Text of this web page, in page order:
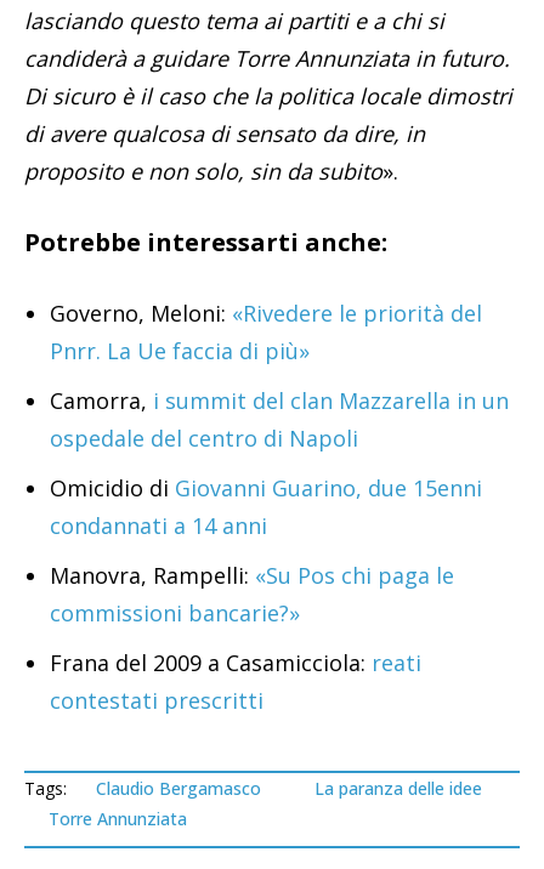
lasciando questo tema ai partiti e a chi si
candiderà a guidare Torre Annunziata in futuro.
Di sicuro è il caso che la politica locale dimostri
di avere qualcosa di sensato da dire, in
proposito e non solo, sin da subito».
Potrebbe interessarti anche:
Governo, Meloni: «Rivedere le priorità del
Pnrr. La Ue faccia di più»
Camorra, i summit del clan Mazzarella in un
ospedale del centro di Napoli
Omicidio di Giovanni Guarino, due 15enni
condannati a 14 anni
Manovra, Rampelli: «Su Pos chi paga le
commissioni bancarie?»
Frana del 2009 a Casamicciola: reati
contestati prescritti
Tags: Claudio Bergamasco
La paranza delle idee
Torre Annunziata